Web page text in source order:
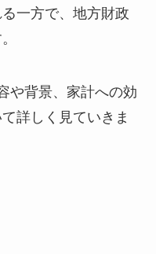
一方で、地方財政
や背景、家計への効
詳しく見ていきま